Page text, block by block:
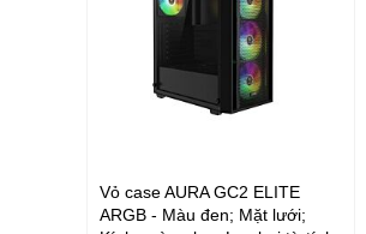
Vỏ case AURA GC2 ELITE
ARGB - Màu đen; Mặt lưới;